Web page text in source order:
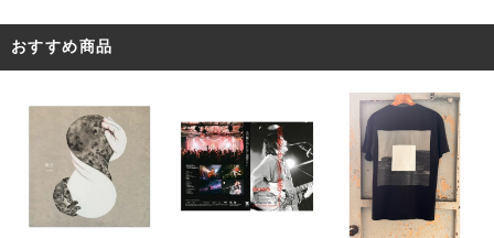
おすすめ商品